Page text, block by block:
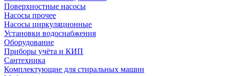
Поверхностные насосы
Насосы прочее
Насосы циркуляционные
Установки водоснабжения
Оборудование
Приборы учёта и КИП
Сантехника
Комплектующие для стиральных машин